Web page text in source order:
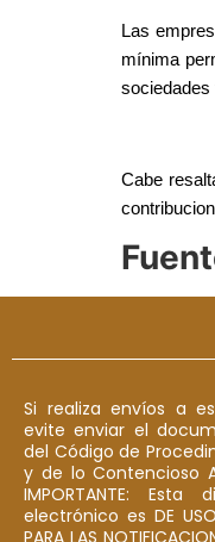
Las
mínima
sociedades
Cabe
Si realiza envíos a
evite enviar el
del Código de
y de lo Contencioso
IMPORTANTE:
electrónico es DE USO